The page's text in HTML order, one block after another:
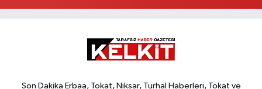
Son Dakika Erbaa, Tokat, Niksar, Turhal Haberleri, Tokat ve